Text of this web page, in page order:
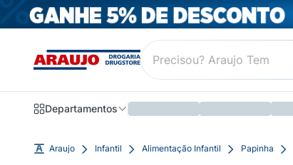
Departamentos
Araujo Infantil Alimentação Infantil Papinha